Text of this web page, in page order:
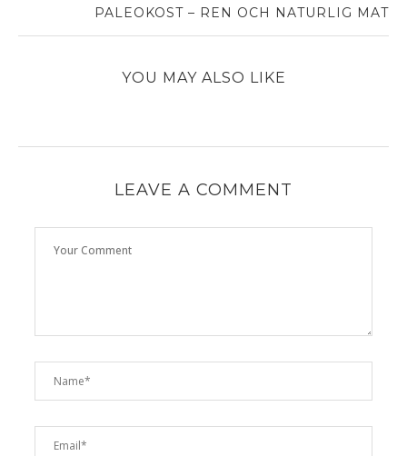
PALEOKOST – REN OCH NATURLIG MAT
YOU MAY ALSO LIKE
LEAVE A COMMENT